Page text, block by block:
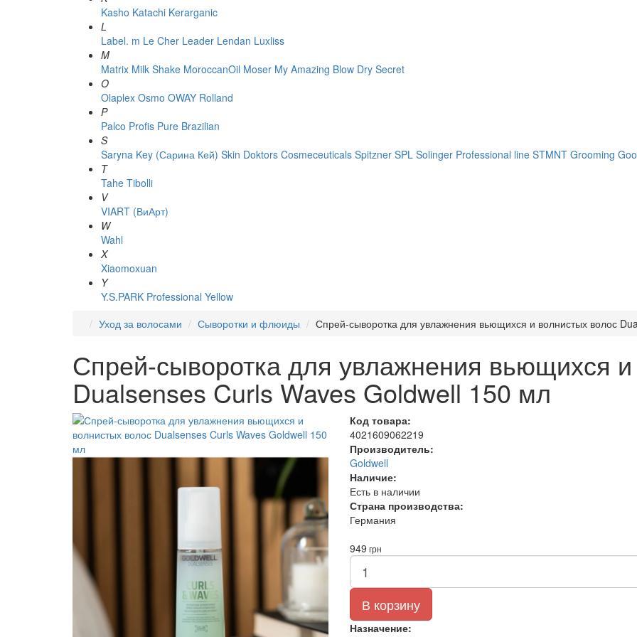
Kasho Katachi Kerarganic
L
Label. m Le Cher Leader Lendan Luxliss
M
Matrix Milk Shake MoroccanOil Moser My Amazing Blow Dry Secret
O
Olaplex Osmo OWAY Rolland
P
Palco Profis Pure Brazilian
S
Saryna Key (Сарина Кей) Skin Doktors Cosmeceuticals Spitzner SPL Solinger Professional line STMNT Grooming
T
Tahe Tibolli
V
VIART (ВиАрт)
W
Wahl
X
Xiaomoxuan
Y
Y.S.PARK Professional Yellow
Уход за волосами
Сыворотки и флюиды Спрей-сыворотка для увлажнения вьющихся и волнистых волос
Спрей-сыворотка для увлажнения вьющихся
Dualsenses Curls Waves Goldwell 150 мл
Код товара:
4021609062219
Производитель:
Goldwell
Наличие:
Есть в наличии
Страна производства:
Германия
949 грн
В корзину
Назначение: